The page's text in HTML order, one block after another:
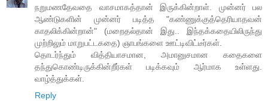
நறுமணதேவதை வாசமாகத்தான் இருக்கின்றாள். முன்னர் பல
ஆண்டுகளின் முன்னர் படித்த "கண்ணுக்குத்தெரியாதவன்
காதலிக்கின்றான்" (மறைதல்தான் இது.. இந்தக்கதையிலிருந்து
முற்றிலும் மாறுபட்டகதை) ஞாபங்களை ஊட்டிவிட்டீர்கள்.
தொடர்ந்தும் வித்தியாசமான, அமானுசமான கதைகளை
தந்துகொண்டிருக்கின்றீர்கள் படிக்கவும் ஆர்மாக உள்ளது.
வாழ்த்துக்கள்.
Reply